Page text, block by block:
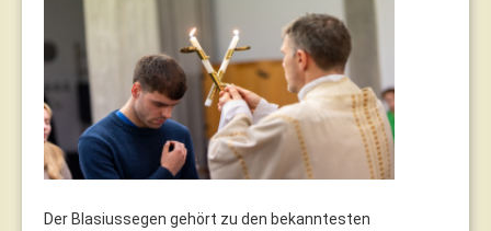
Der Blasiussegen gehört zu den bekanntesten